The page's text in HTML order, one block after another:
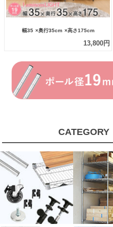
幅35 ×奥行35cm ×高さ175cm
13,800円
CATEGORY